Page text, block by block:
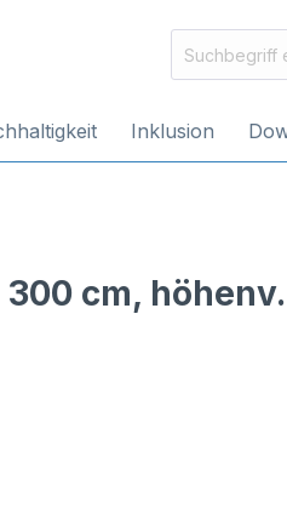
Inklusion
cm, höhenv.